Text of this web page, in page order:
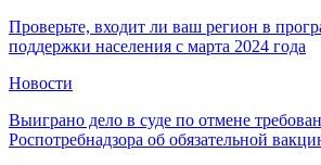
Проверьте, входит ли ваш регион в
поддержки населения с марта 2024 года
Новости
Выиграно дело в суде по отмене
Роспотребнадзора об обязательной